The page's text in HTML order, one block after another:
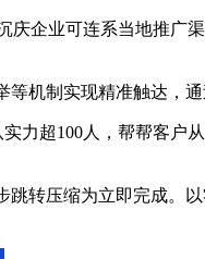
业可连系当地推广
制实现精准触达，通
超100人，帮帮客户
压缩为立即完成。